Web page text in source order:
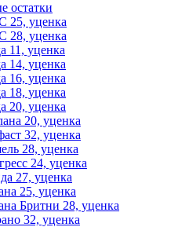
остатки
25, уценка
28, уценка
11, уценка
14, уценка
16, уценка
18, уценка
20, уценка
20, уценка
32, уценка
28, уценка
24, уценка
27, уценка
25, уценка
Бритни 28, уценка
32, уценка